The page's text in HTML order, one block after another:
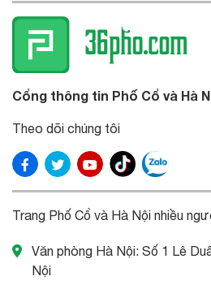
Cổng thông tin Phố Cổ và Hà
Theo dõi chúng tôi
Trang Phố Cổ và Hà Nội nhiều
Văn phòng Hà Nội: Số 1 Lê
Nội